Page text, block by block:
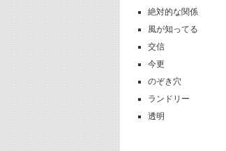
絶対的な関係
風が知ってる
交信
今更
のぞき穴
ランドリー
透明